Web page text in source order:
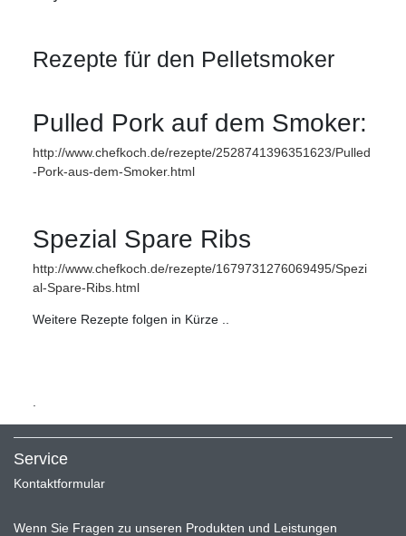
Rezepte für den Pelletsmoker
Pulled Pork auf dem Smoker:
http://www.chefkoch.de/rezepte/2528741396351623/Pulled
-Pork-aus-dem-Smoker.html
Spezial Spare Ribs
http://www.chefkoch.de/rezepte/1679731276069495/Spezi
al-Spare-Ribs.html
Weitere Rezepte folgen in Kürze ..
Service
Kontaktformular
Wenn Sie Fragen zu unseren Produkten und Leistungen